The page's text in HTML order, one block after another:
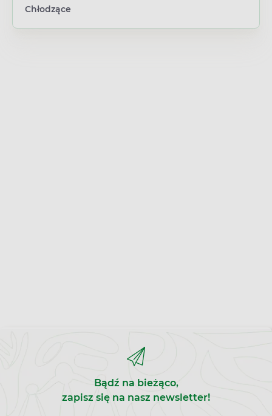
Chłodzące
Bądź na bieżąco,
zapisz się na nasz newsletter!